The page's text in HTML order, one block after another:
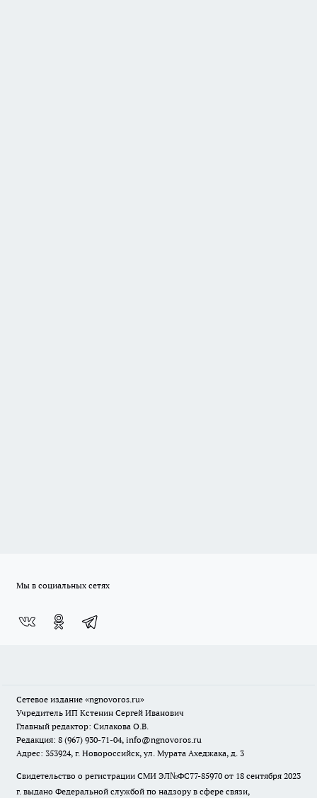
Мы в социальных сетях
Сетевое издание «ngnovoros.ru»
Учредитель ИП Кстенин Сергей Иванович
Главный редактор: Силакова О.В.
Редакция: 8 (967) 930-71-04, info@ngnovoros.ru
Адрес: 353924, г. Новороссийск, ул. Мурата Ахеджака, д. 3
Свидетельство о регистрации СМИ ЭЛ№ФС77-85970 от 18 сентября 2023
г. выдано Федеральной службой по надзору в сфере связи,